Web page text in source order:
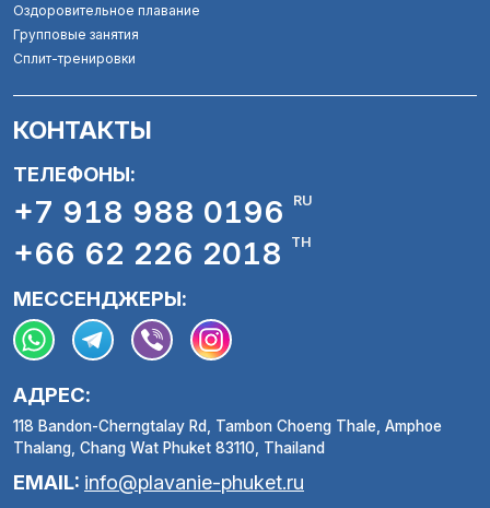
Оздоровительное плавание
Групповые занятия
Сплит-тренировки
КОНТАКТЫ
ТЕЛЕФОНЫ:
+7 918 988 0196 RU
+66 62 226 2018 TH
МЕССЕНДЖЕРЫ:
АДРЕС:
118 Bandon-Cherngtalay Rd, Tambon Choeng Thale, Amphoe
Thalang, Chang Wat Phuket 83110, Thailand
EMAIL: info@plavanie-phuket.ru